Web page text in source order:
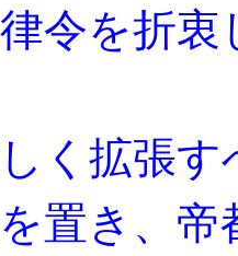
令を折
く拡張す
置き、